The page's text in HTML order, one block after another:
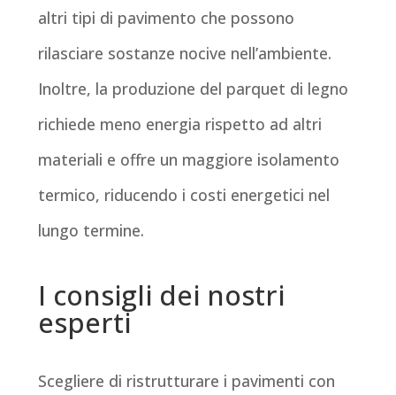
altri tipi di pavimento che possono
rilasciare sostanze nocive nell’ambiente.
Inoltre, la produzione del parquet di legno
richiede meno energia rispetto ad altri
materiali e offre un maggiore isolamento
termico, riducendo i costi energetici nel
lungo termine.
I consigli dei nostri
esperti
Scegliere di ristrutturare i pavimenti con